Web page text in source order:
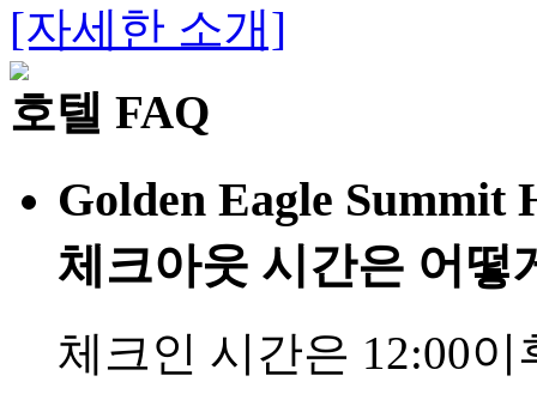
[자세한 소개]
호텔 FAQ
Golden Eagle
체크아웃 시간은 어떻
체크인 시간은 12:00